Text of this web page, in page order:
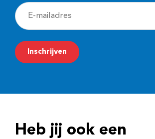
E
-
m
a
r
Inschrijven
Heb jij ook een